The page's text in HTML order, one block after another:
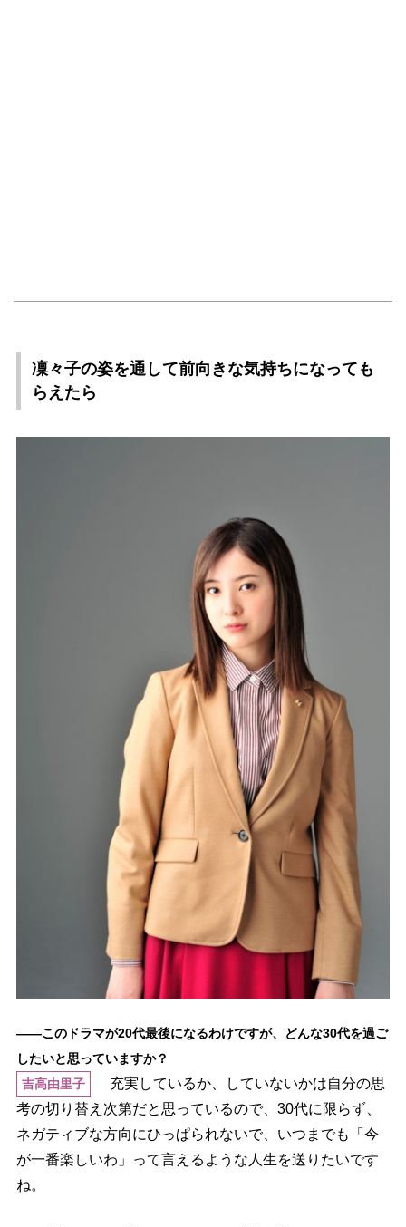
凜々子の姿を通して前向きな気持ちになっても
らえたら
――このドラマが20代最後になるわけですが、どんな30代を過ご
したいと思っていますか？
吉高由里子
充実しているか、していないかは自分の思
考の切り替え次第だと思っているので、30代に限らず、
ネガティブな方向にひっぱられないで、いつまでも「今
が一番楽しいわ」って言えるような人生を送りたいです
ね。